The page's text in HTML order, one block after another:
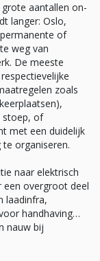
aantallen on-
langer: Oslo,
of
weg van
De meeste
zoals
stoep, of
met een duidelijk
organiseren.
naar elektrisch
een overgroot deel
laadinfra,
handhaving…
nauw bij